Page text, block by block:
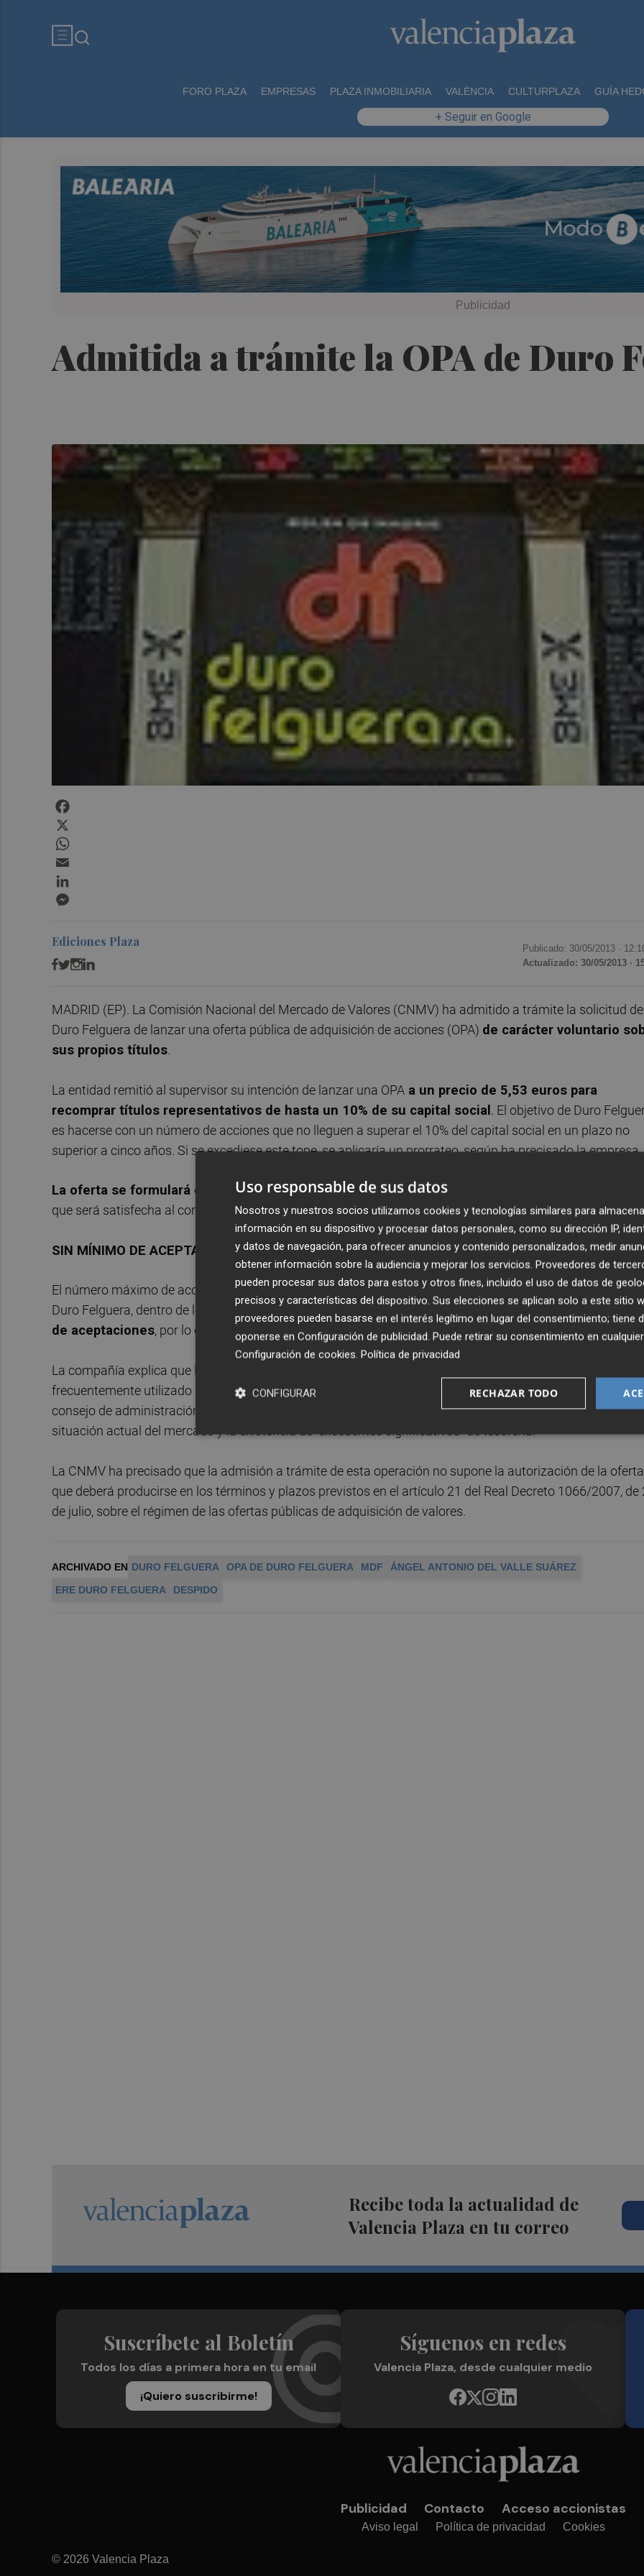
FORO PLAZA EMPRESAS PLAZA INMOBILIARIA VALÈNCIA CULTURPLAZA GUÍA
+ Seguir en Google
Admitida a trámite la OPA de Duro
Ediciones Plaza Publicado: 30/05/2013 ·
Actualizado: 30/05/2013 ·
MADRID (EP). La Comisión Nacional del Mercado de Valores (CNMV) ha admitido a trámite la solicitud de
Duro Felguera de lanzar una oferta pública de adquisición de acciones (OPA) de carácter voluntario
sus propios títulos.
La entidad remitió al supervisor su intención de lanzar una OPA a un precio de 5,53 euros para
recomprar títulos representativos de hasta un 10% de su capital social. El objetivo de Duro
es hacerse con un número de acciones que no lleguen a superar el 10% del capital social en un plazo no
superior a cinco años. Si se excediese este tope, se aplicaría un prorrateo, según ha precisado la empresa.
La oferta se formulará como compraventa, consistiendo en dinero la totalidad de la contraprestación,
que será satisfecha al contado en el momento de liquidarse la operación.
SIN MÍNIMO DE ACEPTACIONES
El número máximo de acciones que se adquieran será determinado por el consejo de administración de
Duro Felguera, dentro de los límites antes mencionados, y
la oferta no estará sujeta a un tope mínimo
de aceptaciones, por lo que será válida y surtirá efecto cualquiera que sea su número.
La compañía explica que los programas de recompra de acciones constituyen un instrumento
frecuentemente utilizado en los mercados europeos para
mejorar la rentabilidad de los accionistas.
consejo de administración de Duro Felguera cree conveniente poner en marcha esta operación por la
situación actual del mercado y la existencia de "excedentes significativos" de tesorería.
La CNMV ha precisado que la admisión a trámite de esta operación no supone la autorización de la
que deberá producirse en los términos y plazos previstos en el artículo 21 del Real Decreto 1066/2007, de
de julio, sobre el régimen de las ofertas públicas de adquisición de valores.
ARCHIVADO EN DURO FELGUERA OPA DE DURO FELGUERA MDF
ÁNGEL ANTONIO DEL VALLE SUÁREZ
ERE DURO FELGUERA
DESPIDO
Recibe toda la actualidad de
Valencia Plaza en tu correo
Suscríbete al Boletín
Todos los días a primera hora en tu email
¡Quiero suscribirme!
Síguenos en redes
Valencia Plaza, desde cualquier medio
Publicidad Contacto Acceso accionistas
Aviso legal Política de privacidad Cookies
© 2026 Valencia Plaza
Uso responsable de sus datos
Nosotros y nuestros socios utilizamos cookies y tecnologías similares para
información en su dispositivo y procesar datos personales, como su dirección IP,
y datos de navegación, para ofrecer anuncios y contenido personalizados, medir
obtener información sobre la audiencia y mejorar los servicios. Proveedores de
pueden procesar sus datos para estos y otros fines, incluido el uso de datos de
precisos y características del dispositivo. Sus elecciones se aplican solo a este sitio
proveedores pueden basarse en el interés legítimo en lugar del consentimiento; tiene
oponerse en Configuración de publicidad. Puede retirar su consentimiento en
Configuración de cookies. Política de privacidad
RECHAZAR TODO
CONFIGURAR